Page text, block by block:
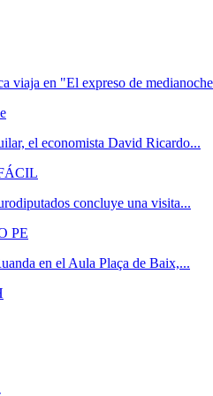
viaja en "El expreso de
el economista David Ricardo...
concluye una visita...
PE
en el Aula Plaça de Baix,...